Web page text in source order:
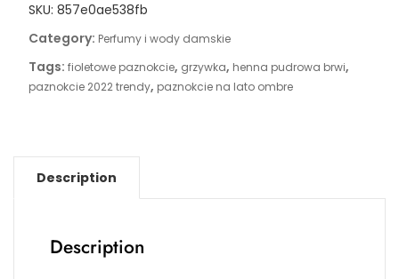
SKU: 857e0ae538fb
Category: Perfumy i wody damskie
Tags: fioletowe paznokcie, grzywka, henna pudrowa brwi,
paznokcie 2022 trendy, paznokcie na lato ombre
Description
Description